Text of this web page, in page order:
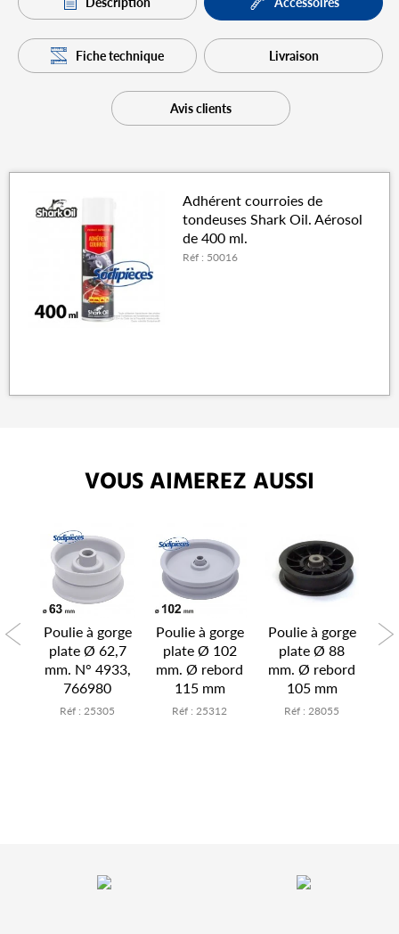
Fiche technique Livraison
Avis clients
Adhérent courroies de
tondeuses Shark Oil. Aérosol
de 400 ml.
Réf : 50016
VOUS AIMEREZ AUSSI
Poulie à gorge
plate Ø 62,7
mm. N° 4933,
766980
Réf : 25305
Poulie à gorge
plate Ø 102
mm. Ø rebord
115 mm
Réf : 25312
Poulie à gorge
plate Ø 88
mm. Ø rebord
105 mm
Réf : 28055